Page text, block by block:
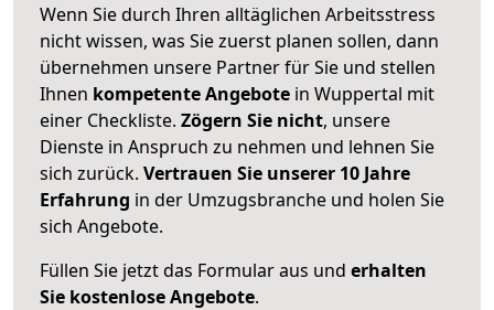
Wenn Sie durch Ihren alltäglichen Arbeitsstress
nicht wissen, was Sie zuerst planen sollen, dann
übernehmen unsere Partner für Sie und stellen
Ihnen kompetente Angebote in Wuppertal mit
einer Checkliste. Zögern Sie nicht, unsere
Dienste in Anspruch zu nehmen und lehnen Sie
sich zurück. Vertrauen Sie unserer 10 Jahre
Erfahrung in der Umzugsbranche und holen Sie
sich Angebote.
Füllen Sie jetzt das Formular aus und erhalten
Sie kostenlose Angebote.